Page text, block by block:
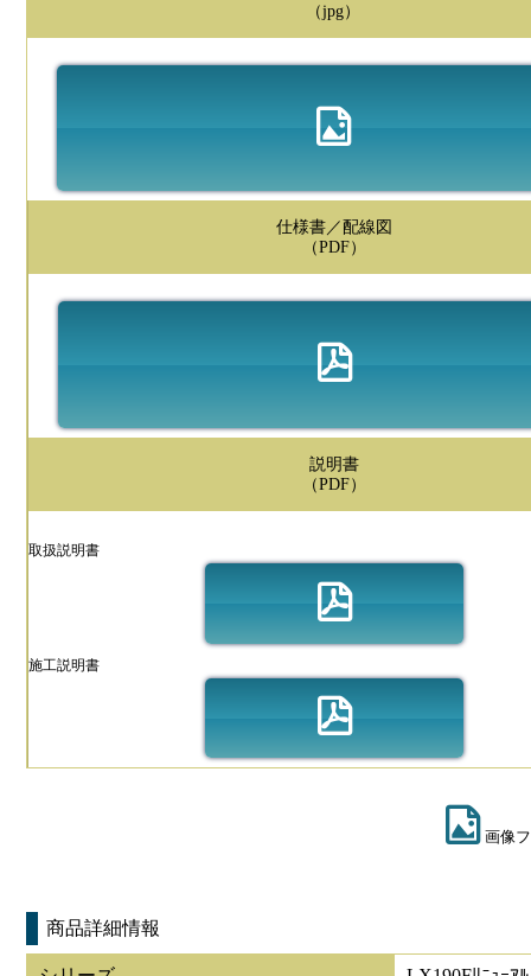
（jpg）
仕様書／配線図
（PDF）
説明書
（PDF）
取扱説明書
施工説明書
画像
商品詳細情報